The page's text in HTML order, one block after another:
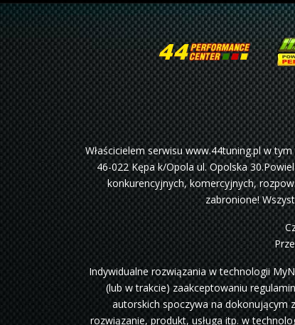
Właścicielem serwisu www.44tuning.pl w
46-022 Kępa k/Opola ul. Opolska
konkurencyjnych, komercyjnych,
zabronione!
Indywidualne rozwiązania w technologii
(lub w trakcie) zaakceptowaniu
autorskich spoczywa na dokonującym
rozwiązanie, produkt, usługa itp. w